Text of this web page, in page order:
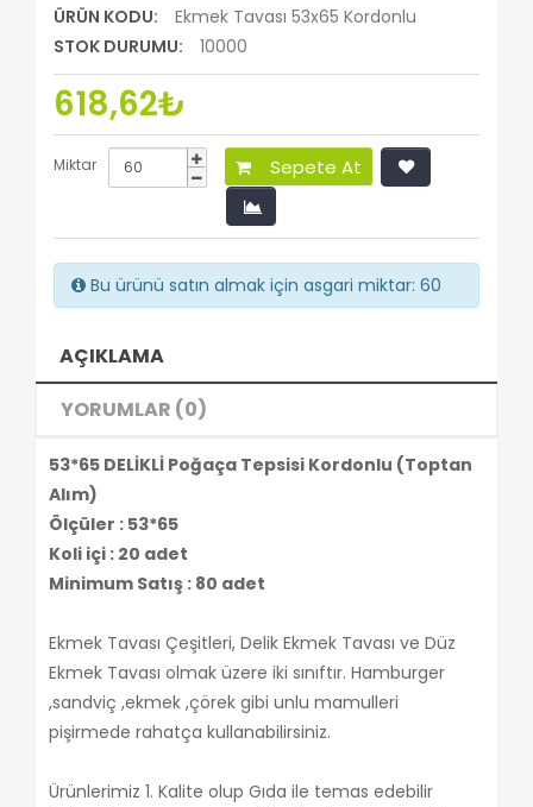
ÜRÜN KODU:
Ekmek Tavası 53x65 Kordonlu
STOK DURUMU:
10000
618,62₺
Miktar Sepete At
Bu ürünü satın almak için asgari miktar: 60
AÇIKLAMA
YORUMLAR (0)
53*65 DELİKLİ Poğaça Tepsisi Kordonlu (Toptan
Alım)
Ölçüler : 53*65
Koli içi : 20 adet
Minimum Satış : 80 adet
Ekmek Tavası Çeşitleri, Delik Ekmek Tavası ve Düz
Ekmek Tavası olmak üzere iki sınıftır. Hamburger
,sandviç ,ekmek ,çörek gibi unlu mamulleri
pişirmede rahatça kullanabilirsiniz.
Ürünlerimiz 1. Kalite olup Gıda ile temas edebilir